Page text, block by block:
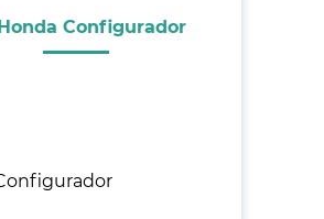
Honda Configurador